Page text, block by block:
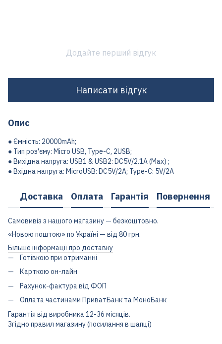
Додайте перший відгук
Написати відгук
Опис
● Ємність: 20000mAh;
● Тип роз'єму: Micro USB, Type-C, 2USB;
● Вихідна напруга: USB1 & USB2: DC5V/2.1А (Max) ;
● Вхідна напруга: MicroUSB: DC5V/2A; Type-C: 5V/2A
Доставка Оплата Гарантія Повернення
Самовивіз з нашого магазину — безкоштовно.
«Новою поштою» по Україні — від 80 грн.
Більше інформації про доставку
Готівкою при отриманні
Карткою он-лайн
Рахунок-фактура від ФОП
Оплата частинами ПриватБанк та МоноБанк
Гарантія від виробника 12-36 місяців.
Згідно правил магазину (посилання в шапці)